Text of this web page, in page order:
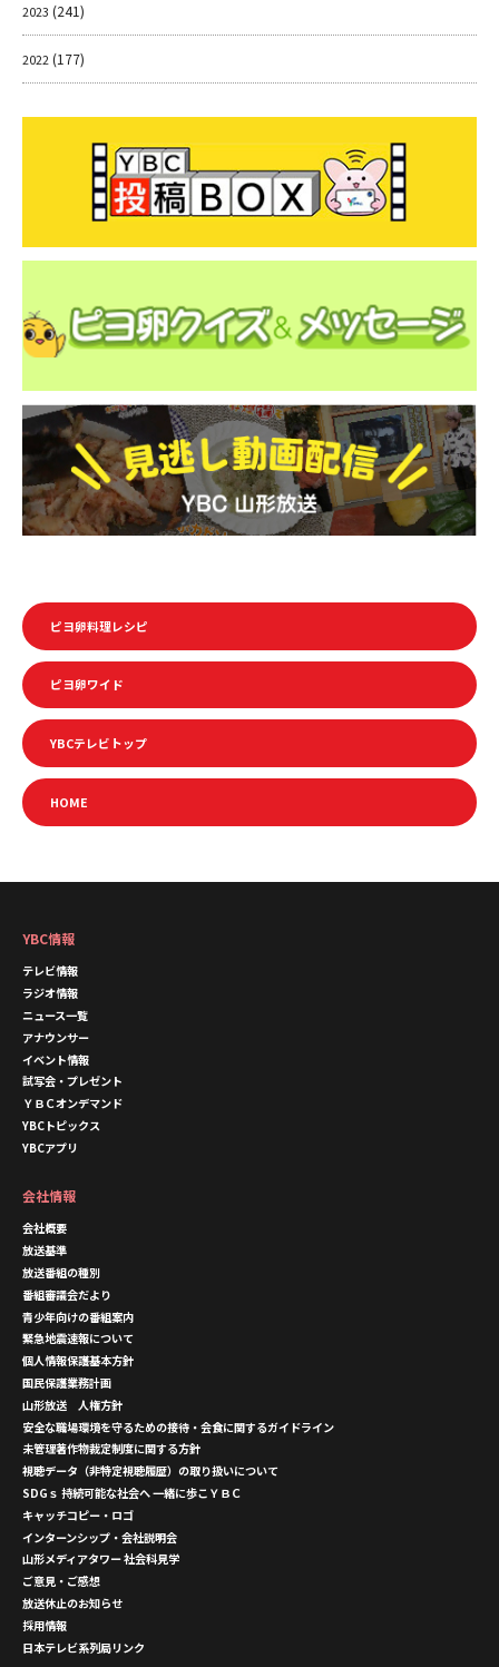
2023 (241)
2022(177)
ピヨ卵料理レシピ
ピヨ卵ワイド
YBCテレビトップ
HOME
YBC情報
テレビ情報
ラジオ情報
ニュース一覧
アナウンサー
イベント情報
試写会・プレゼント
ＹＢＣオンデマンド
YBCトピックス
YBCアプリ
会社情報
会社概要
放送基準
放送番組の種別
番組審議会だより
青少年向けの番組案内
緊急地震速報について
個人情報保護基本方針
国民保護業務計画
山形放送 人権方針
安全な職場環境を守るための接待・会食に関するガイドライン
未管理著作物裁定制度に関する方針
視聴データ（非特定視聴履歴）の取り扱いについて
SDGｓ 持続可能な社会へ 一緒に歩こＹＢＣ
キャッチコピー・ロゴ
インターンシップ・会社説明会
山形メディアタワー 社会科見学
ご意見・ご感想
放送休止のお知らせ
採用情報
日本テレビ系列局リンク